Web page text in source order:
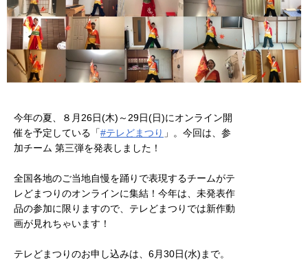
今年の夏、８月26日(木)～29日(日)にオンライン開
催を予定している「#テレどまつり 」。今回は、参
加チーム 第三弾を発表しました！
全国各地のご当地自慢を踊りで表現するチームがテ
レどまつりのオンラインに集結！今年は、未発表作
品の参加に限りますので、テレどまつりでは新作動
画が見れちゃいます！
テレどまつりのお申し込みは、6月30日(水)まで。